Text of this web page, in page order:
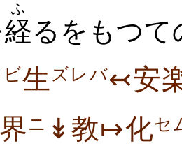
経
ふ
るをもつて
ビ生 ズレバ↢安
ニ ↡教↦化セ